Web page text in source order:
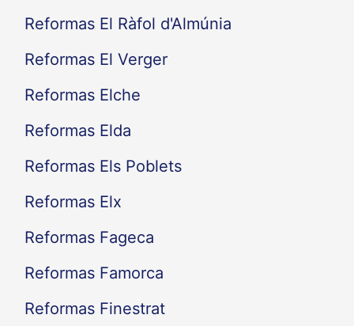
Reformas El Ràfol d'Almúnia
Reformas El Verger
Reformas Elche
Reformas Elda
Reformas Els Poblets
Reformas Elx
Reformas Fageca
Reformas Famorca
Reformas Finestrat